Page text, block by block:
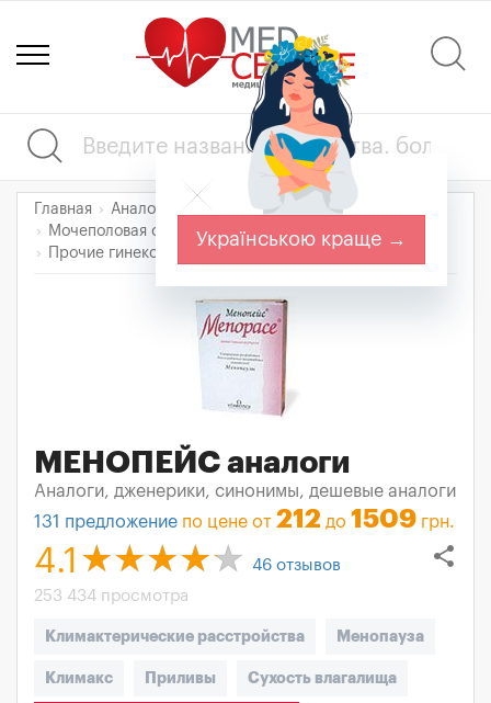
Главная
Аналоги лекарств
Mочеполовая система и половые гормоны
Прочие гинекологические препараты
МЕНОПЕЙС
МЕНОПЕЙС аналоги
Аналоги, дженерики, синонимы, дешевые аналоги
131 предложение по цене от 212 до 1509 грн.
share
4.1 46 отзывов
253 434 просмотра
Климактерические расстройства Менопауза
Климакс Приливы Сухость влагалища
Українською краще →